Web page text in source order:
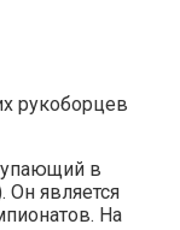
в
Он является
На